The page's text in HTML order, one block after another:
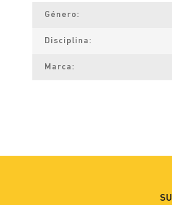
Género
Disciplina
Marca